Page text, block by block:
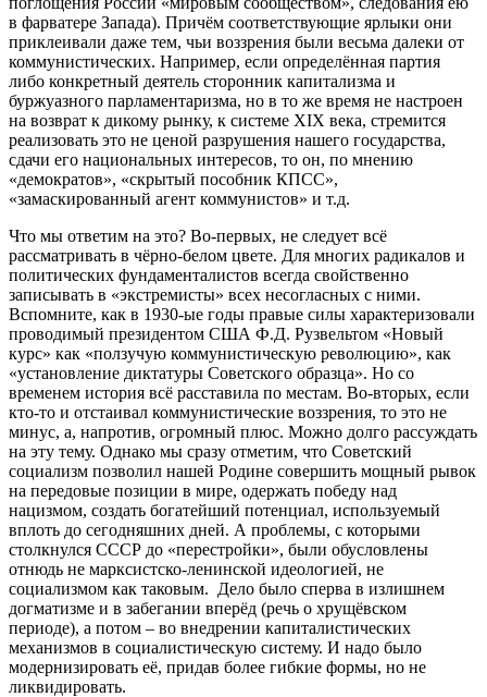
в фарватере Запада). Причём соответствующие ярлыки они
приклеивали даже тем, чьи воззрения были весьма далеки от
коммунистических. Например, если определённая партия
либо конкретный деятель сторонник капитализма и
буржуазного парламентаризма, но в то же время не настроен
на возврат к дикому рынку, к системе XIX века, стремится
реализовать это не ценой разрушения нашего государства,
сдачи его национальных интересов, то он, по мнению
«демократов», «скрытый пособник КПСС»,
«замаскированный агент коммунистов» и т.д.
Что мы ответим на это? Во-первых, не следует всё
рассматривать в чёрно-белом цвете. Для многих радикалов и
политических фундаменталистов всегда свойственно
записывать в «экстремисты» всех несогласных с ними.
Вспомните, как в 1930-ые годы правые силы характеризовали
проводимый президентом США Ф.Д. Рузвельтом «Новый
курс» как «ползучую коммунистическую революцию», как
«установление диктатуры Советского образца». Но со
временем история всё расставила по местам. Во-вторых, если
кто-то и отстаивал коммунистические воззрения, то это не
минус, а, напротив, огромный плюс. Можно долго рассуждать
на эту тему. Однако мы сразу отметим, что Советский
социализм позволил нашей Родине совершить мощный рывок
на передовые позиции в мире, одержать победу над
нацизмом, создать богатейший потенциал, используемый
вплоть до сегодняшних дней. А проблемы, с которыми
столкнулся СССР до «перестройки», были обусловлены
отнюдь не марксистско-ленинской идеологией, не
социализмом как таковым. Дело было сперва в излишнем
догматизме и в забегании вперёд (речь о хрущёвском
периоде), а потом – во внедрении капиталистических
механизмов в социалистическую систему. И надо было
модернизировать её, придав более гибкие формы, но не
ликвидировать.